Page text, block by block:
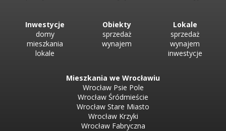
Inwestycje
domy
mieszkania
lokale
Obiekty
sprzedaż
wynajem
Lokale
sprzedaż
wynajem
inwestycje
Mieszkania we Wrocławiu
Wrocław Psie Pole
Wrocław Śródmieście
Wrocław Stare Miasto
Wrocław Krzyki
Wrocław Fabryczna